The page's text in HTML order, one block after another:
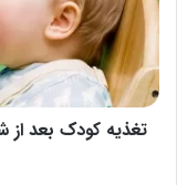
شیر
گرفتن
برنامه
غذایی
تغذیه کودک بعد از